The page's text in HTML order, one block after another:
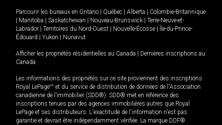
Parcourir les bureaux en Ontario Québec Alberta
Colombie-Britannique
Manitoba Saskatchewan Nouveau-Brunswick
Terre-Neuve-et-
Labrador
Territoires du Nord-Ouest Nouvelle-Écosse
Île-du-Prince-
Édouard
Yukon Nunavut
Afficher les propriétés résidentielles au Canada
Dernières inscriptions au
Canada
Les informations des propriétés sur ce site proviennent des inscriptions
Royal LePageMD et du service de distribution de données de l'Association
canadienne de l’immobilier (SDD®). SDD® met en référence des
inscriptions tenues par des agences immobilières autres que Royal
LePage et ses distributeurs. L'exactitude de l'information n'est pas
garantie et devrait être indépendamment vérifiée. La marque DDF®